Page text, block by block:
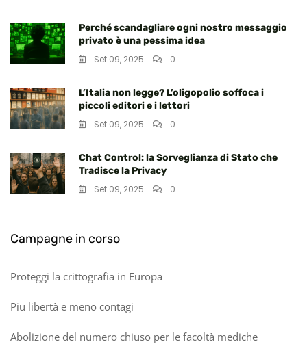
Perché scandagliare ogni nostro messaggio
privato è una pessima idea
Set 09, 2025
0
L’Italia non legge? L’oligopolio soffoca i
piccoli editori e i lettori
Set 09, 2025
0
Chat Control: la Sorveglianza di Stato che
Tradisce la Privacy
Set 09, 2025
0
Campagne in corso
Proteggi la crittografia in Europa
Piu libertà e meno contagi
Abolizione del numero chiuso per le facoltà mediche